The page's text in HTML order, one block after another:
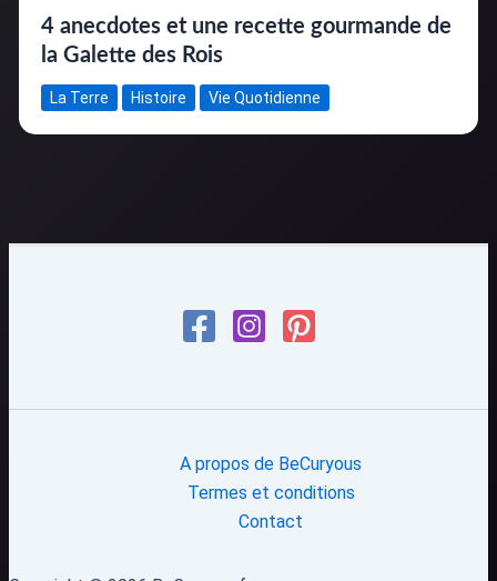
4 anecdotes et une recette gourmande de
la Galette des Rois
La Terre Histoire Vie Quotidienne
A propos de BeCuryous
Termes et conditions
Contact